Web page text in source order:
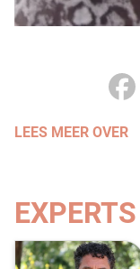
LEES MEER OVER
EXPERTS